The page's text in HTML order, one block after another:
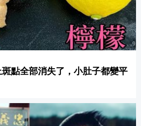
點全部消失了，小肚子都變平